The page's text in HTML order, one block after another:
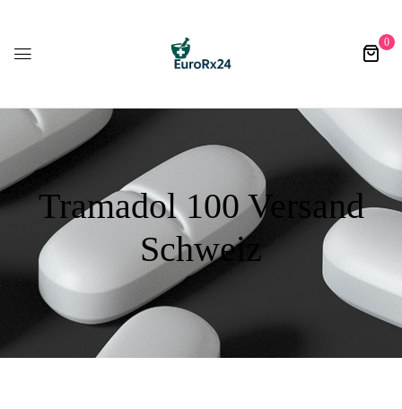
0
Tramadol 100 Versand
Schweiz